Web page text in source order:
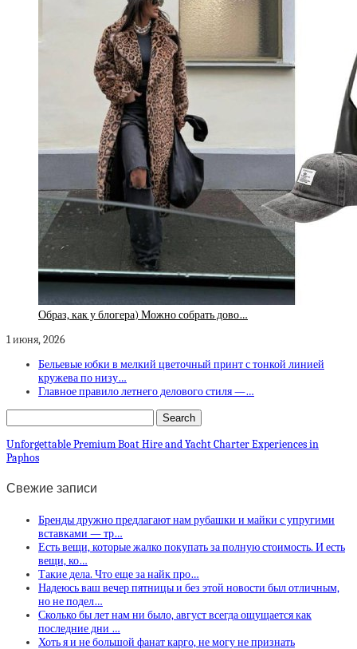
Образ, как у блогера) Можно собрать дово…
1 июня, 2026
Бельевые юбки в мелкий цветочный принт с тонкой линией
кружева по низу…
Главное правило летнего делового стиля —…
Unforgettable Premium Boat Hire and Yacht Charter Experiences in
Paphos
Свежие записи
Бренды дружно предлагают нам рубашки и майки с упругими
вставками — тр…
Есть вещи, которые жалко покупать за полную стоимость. И есть
вещи, ко…
Такие дела. Что еще за найк про…
Надеюсь ваш вечер пятницы и без этой новости был отличным,
но не подел…
Сколько бы лет нам ни было, август всегда ощущается как
последние дни …
Хоть я и не большой фанат карго, не могу не признать